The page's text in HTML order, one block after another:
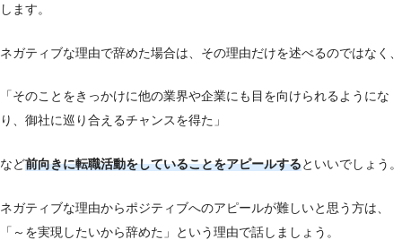
します。
ネガティブな理由で辞めた場合は、その理由だけを述べるのではなく、
「そのことをきっかけに他の業界や企業にも目を向けられるようにな
り、御社に巡り合えるチャンスを得た」
など前向きに転職活動をしていることをアピールするといいでしょう。
ネガティブな理由からポジティブへのアピールが難しいと思う方は、
「～を実現したいから辞めた」という理由で話しましょう。